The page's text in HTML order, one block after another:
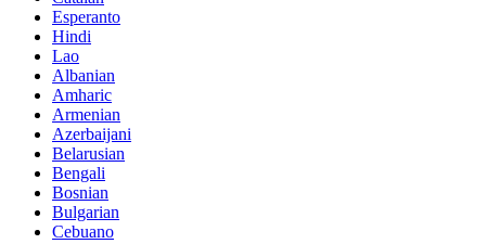
Esperanto
Hindi
Lao
Albanian
Amharic
Armenian
Azerbaijani
Belarusian
Bengali
Bosnian
Bulgarian
Cebuano